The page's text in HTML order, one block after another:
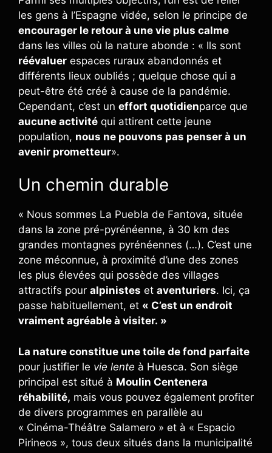
les gens à l’Espagne vidée, selon le principe de
encourager le retour à une vie plus calme
dans les villes où la nature abonde : « Ils sont
réévaluer espaces ruraux abandonnés et
différents lieux oubliés ; quelque chose qui a
peut-être été créé à cause de la pandémie.
Cependant, c’est un effort quotidienparce que
aucune activité qui attirent cette jeune
population, nous ne pouvons pas penser à un
avenir prometteur».
Un chemin durable
« Nous sommes La Puebla de Fantova, située
dans la zone pré-pyrénéenne, à 30 km des
grandes montagnes pyrénéennes (…). C’est une
zone méconnue, à proximité d’une des zones
les plus élevées qui possède des villages
attractifs pour alpinistes et aventuriers. Ici, ça
passe habituellement, et « C’est un endroit
vraiment agréable à visiter. »
La nature constitue une toile de fond parfaite
pour justifier le vie lente à Huesca. Son siège
principal est situé à Moulin Centenera
réhabilité, mais vous pouvez également profiter
de divers programmes en parallèle au
« Cinéma-Théâtre Salamero » et à « Espacio
Pirineos », tous deux situés dans la municipalité